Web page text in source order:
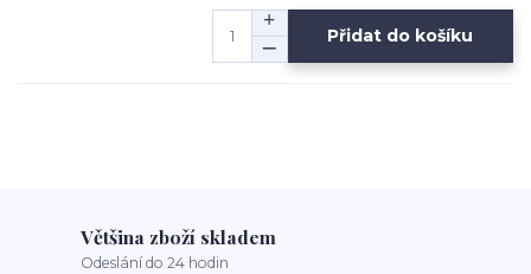
Přidat do košíku
Většina zboží skladem
Odeslání do 24 hodin